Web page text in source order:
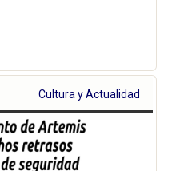
Cultura y Actualidad